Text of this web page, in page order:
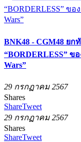
BNK48 - CGM48 ย
“BORDERLESS” ข
Wars”
29 กรกฏาคม 2567
Shares
ShareTweet
29 กรกฏาคม 2567
Shares
ShareTweet